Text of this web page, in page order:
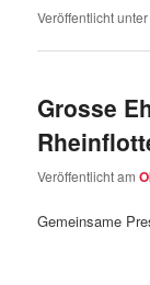
Veröffentlicht unter
Grosse
Veröffentlicht am
Gemeinsame